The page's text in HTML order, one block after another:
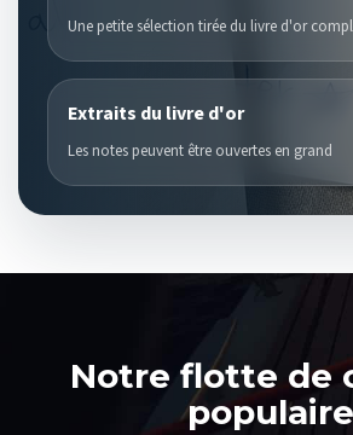
Une petite sélection tirée du livre d'or
Extraits du livre d'or
Les notes peuvent être ouvertes en grand
Notre flotte de
populaire